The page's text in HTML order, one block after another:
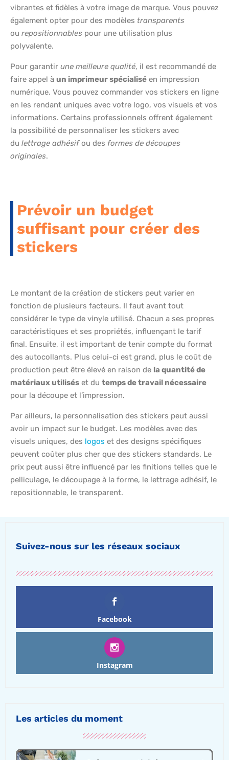
vibrantes et fidèles à votre image de marque. Vous pouvez
également opter pour des modèles transparents
ou repositionnables pour une utilisation plus
polyvalente.
Pour garantir une meilleure qualité, il est recommandé de
faire appel à un imprimeur spécialisé en impression
numérique. Vous pouvez commander vos stickers en ligne
en les rendant uniques avec votre logo, vos visuels et vos
informations. Certains professionnels offrent également
la possibilité de personnaliser les stickers avec
du lettrage adhésifou des formes de découpes
originales.
Prévoir un budget
suffisant pour créer des
stickers
Le montant de la création de stickers peut varier en
fonction de plusieurs facteurs. Il faut avant tout
considérer le type de vinyle utilisé. Chacun a ses propres
caractéristiques et ses propriétés, influençant le tarif
final. Ensuite, il est important de tenir compte du format
des autocollants. Plus celui-ci est grand, plus le coût de
production peut être élevé en raison de la quantité de
matériaux utilisés et du temps de travail nécessaire
pour la découpe et l’impression.
Par ailleurs, la personnalisation des stickers peut aussi
avoir un impact sur le budget. Les modèles avec des
visuels uniques, des logos et des designs spécifiques
peuvent coûter plus cher que des stickers standards. Le
prix peut aussi être influencé par les finitions telles que le
pelliculage, le découpage à la forme, le lettrage adhésif, le
repositionnable, le transparent.
Suivez-nous sur les réseaux sociaux
Facebook
Instagram
Les articles du moment